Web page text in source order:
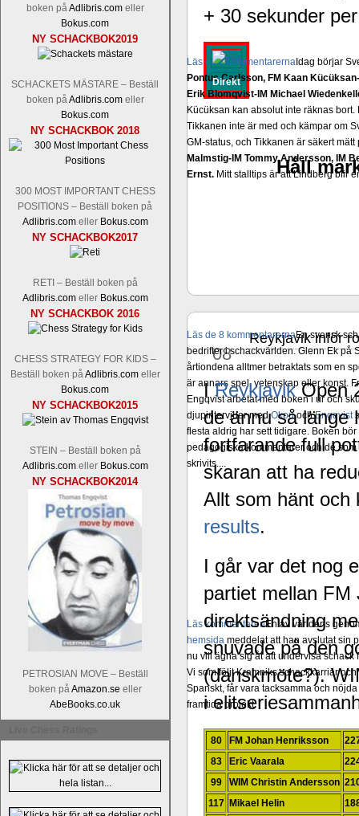
boken påAdlibris.comeller
Bokus.com
NY SCHACKBOK2019
SCHACKETS MÄSTARE – Beställ
boken påAdlibris.comeller
Bokus.com
NY SCHACKBOK 2018
300 MOST IMPORTANT CHESS
POSITIONS – Beställ boken på
Adlibris.comeller Bokus.com
NY SCHACKBOK2017
RETI – Beställ boken på
Adlibris.comeller Bokus.com
NY SCHACKBOK 2016
CHESS STRATEGY FOR KIDS –
Beställ boken påAdlibris.comeller
Bokus.com
NY SCHACKBOK2015
STEIN – Beställ boken på
Adlibris.comeller Bokus.com
NY SCHACKBOK2014
PETROSIAN MOVE – Beställ
boken påAmazon.se eller
AbeBooks.co.uk
Läs de 3 kommentarerna Idag börjar
Pontus Carlsson, FM Kaan
Erik Blomqvist-IM Michael
Kücüksan kan absolut inte räknas
Tikkanen inte är med och kämpar om
GM-status, och Tikkanen är säkert
Malmstig-IM Tommy Andersson, IM
Ernst. Mitt stalltips är att Lindberg blir
Läs de 8 kommentarernaEn svensk
bedrifter i schackvärlden. Glenn Ek på
årtiondena alltmer betraktats som en
är annars spel, vetenskap eller konst.
Engqvist arbetat med boken i ur och
djupintervjuer medOkpuochEngqvist
flesta aldrig har sett tidigare. Boken
pedagogiska kommentarer och de
skrivits....
Läs kommentarenEn av världens
hemsida meddelat att han avslutat sin
nu vill ägna sig åt att undervisa
Vi som följt Kramniks schackkarriär
Spanskt, får vara tacksamma och
framtida projekt.
+ 30 sekunder
Direkt
Håll
mar
08
Reykjavik inför
IReykjavikOpen
de ännu så länge
fortfarande full
skaran att ha
Allt som hänt och
results.
I går var det nog
partiet mellan
direktsändning
snuvade på den
(danskmöte?).
i
80 FM Johan Henriksson
83
Eric Vaarala
99
WIM Christin Andersson
117
Mikael Helin